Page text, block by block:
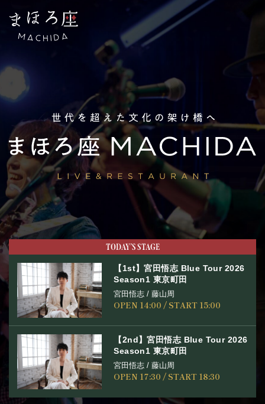
NEWS
お知らせ
ABOUT US
まほろ座について
座長挨拶
施設概要
機材リスト
アクセス
SCHEDULE
スケジュール
RESERVATION
TODAY’SSTAGE
【1st】宮田悟志 Blue Tour 2026
Season1 東京町田
宮田悟志 / 藤山周
OPEN 14:00 / START 15:00
【2nd】宮田悟志 Blue Tour 2026
Season1 東京町田
宮田悟志 / 藤山周
OPEN 17:30 / START 18:30